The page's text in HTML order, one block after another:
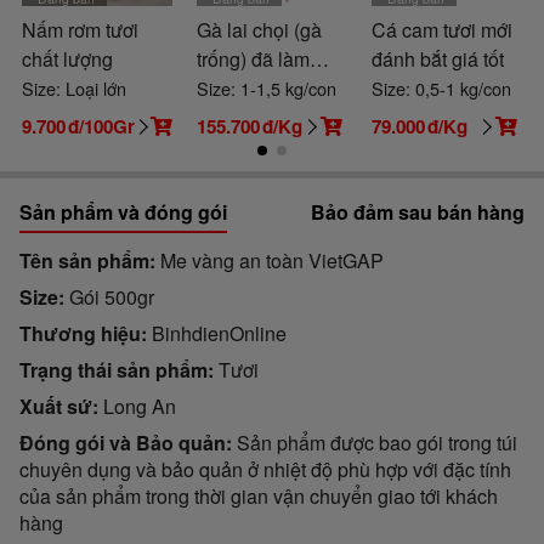
Nấm rơm tươi
chất lượng
Size: Loại lớn
9.700đ/100Gr
Gà lai chọi (gà
trống) đã làm
sạch
Size: 1-1,5 kg/con
155.700đ/Kg
Cá cam tươi mới
đánh bắt giá tốt
Size: 0,5-1 kg/con
79.000đ/Kg
Sản phẩm và đóng gói
Bảo đảm sau bán hàng
Tên sản phẩm Me vàng an toàn VietGAP
Size Gói 500gr
Thương hiệu BinhdienOnline
Trạng thái sản phẩm Tươi
Xuất sứ Long An
Đóng gói và Bảo quản Sản phẩm được bao gói trong túi
chuyên dụng và bảo quản ở nhiệt độ phù hợp với đặc tính
của sản phẩm trong thời gian vận chuyển giao tới khách
hàng